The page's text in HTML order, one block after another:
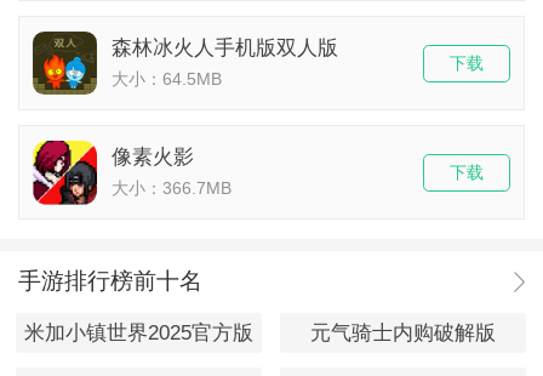
森林冰火人手机版双人版
大小：64.5MB
下载
像素火影
大小：366.7MB
下载
手游排行榜前十名
米加小镇世界2025官方版 元气骑士内购破解版